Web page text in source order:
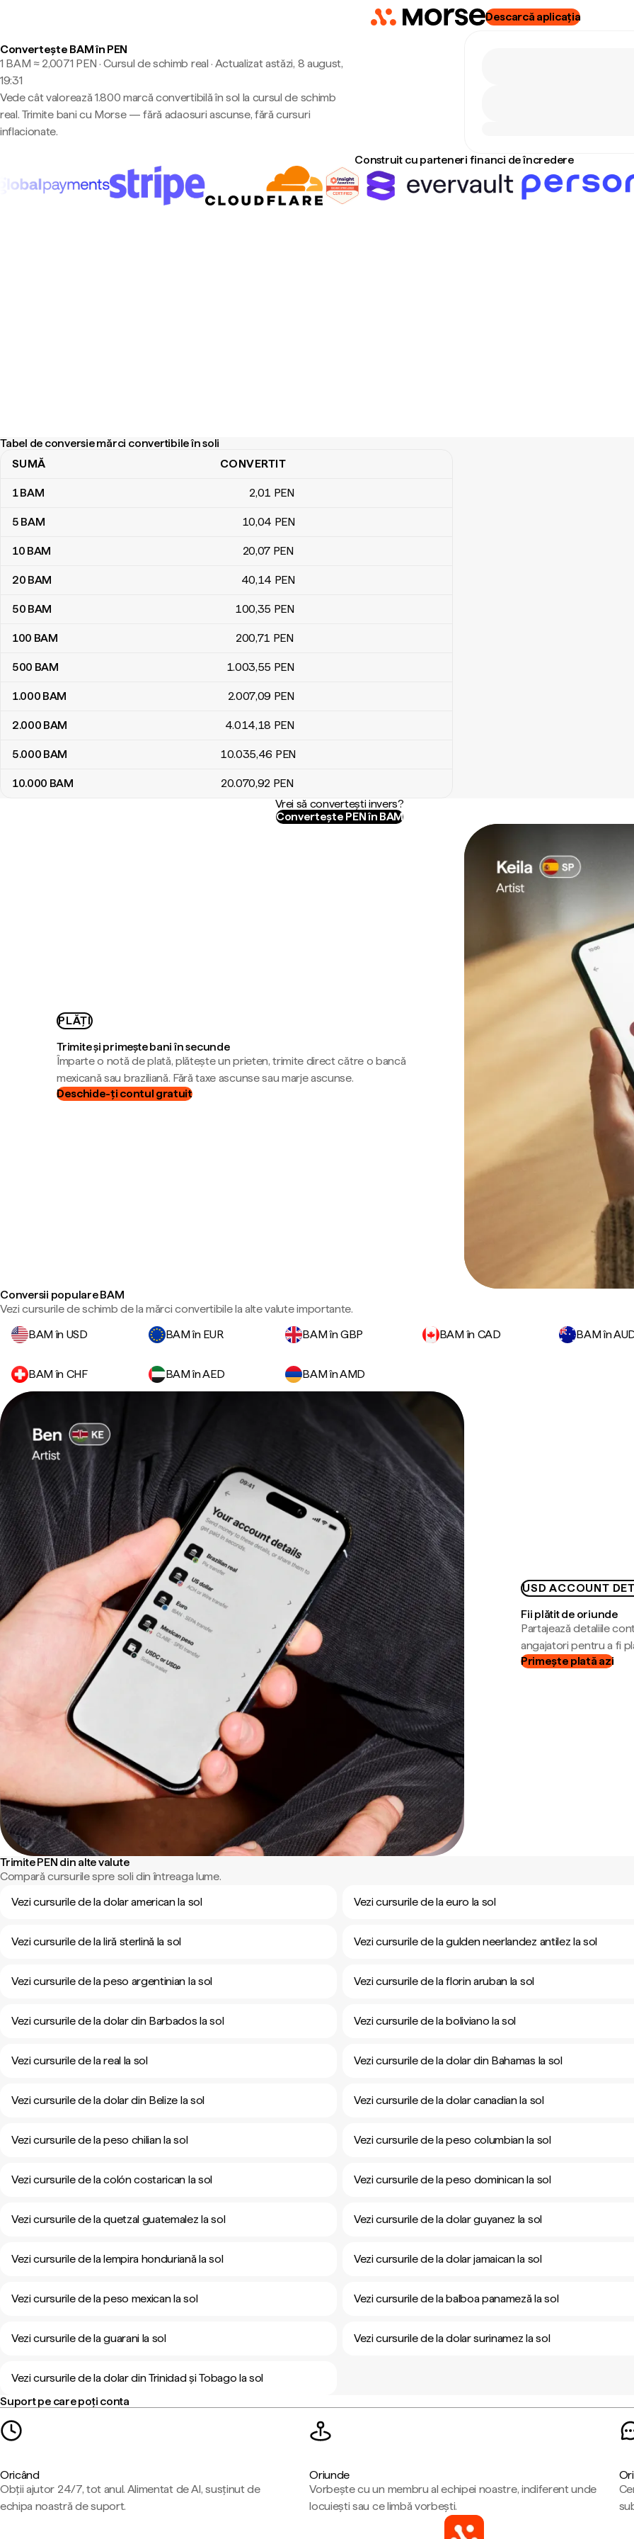
Descarcă aplicația
Convertește BAM în PEN
1 BAM ≈ 2,0071 PEN · Cursul de schimb real · Actualizat astăzi, 8 august,
19:31
Vede cât valorează 1.800 marcă convertibilă în sol la cursul de schimb
real. Trimite bani cu Morse — fără adaosuri ascunse, fără cursuri
inflacionate.
Construit cu parteneri financi de încredere
Tabel de conversie mărci convertibile în soli
Tabel de conversie mărci convertibile în soli
SUMĂ CONVERTIT
1BAM 2,01 PEN
5 BAM 10,04 PEN
10 BAM 20,07 PEN
20 BAM 40,14 PEN
50 BAM 100,35 PEN
100 BAM 200,71 PEN
500 BAM 1.003,55 PEN
1.000 BAM 2.007,09 PEN
2.000 BAM 4.014,18 PEN
5.000 BAM 10.035,46 PEN
10.000 BAM 20.070,92 PEN
Vrei să convertești invers?
Convertește PEN în BAM
PLĂȚI
Trimite și primește bani în secunde
Împarte o notă de plată, plătește un prieten, trimite direct către o bancă
mexicană sau braziliană. Fără taxe ascunse sau marje ascunse.
Deschide-ți contul gratuit
Conversii populare BAM
Vezi cursurile de schimb de la mărci convertibile la alte valute importante.
BAM în USD
BAM în EUR BAM în GBP BAM în CAD BAM în
BAM în CHF BAM în AED BAM în AMD
USD ACCOUNT
Fii plătit de oriunde
Partajează detaliile
angajatori pentru a fi
Primește plată azi
Trimite PEN din alte valute
Compară cursurile spre soli din întreaga lume.
Vezi cursurile de la dolar american la sol
Vezi cursurile de la euro la sol
Vezi cursurile de la liră sterlină la sol Vezi cursurile de la gulden neerlandez antilez la sol
Vezi cursurile de la peso argentinian la sol Vezi cursurile de la florin aruban la sol
Vezi cursurile de la dolar din Barbados la sol Vezi cursurile de la boliviano la sol
Vezi cursurile de la real la sol Vezi cursurile de la dolar din Bahamas la sol
Vezi cursurile de la dolar din Belize la sol Vezi cursurile de la dolar canadian la sol
Vezi cursurile de la peso chilian la sol Vezi cursurile de la peso columbian la sol
Vezi cursurile de la colón costarican la sol Vezi cursurile de la peso dominican la sol
Vezi cursurile de la quetzal guatemalez la sol Vezi cursurile de la dolar guyanez la sol
Vezi cursurile de la lempira honduriană la sol Vezi cursurile de la dolar jamaican la sol
Vezi cursurile de la peso mexican la sol Vezi cursurile de la balboa panameză la sol
Vezi cursurile de la guarani la sol Vezi cursurile de la dolar surinamez la sol
Vezi cursurile de la dolar din Trinidad și Tobago la sol
Suport pe care poți conta
Oricând
Obții ajutor 24/7, tot anul. Alimentat de AI, susținut de
echipa noastră de suport.
Oriunde
Vorbește cu un membru al echipei noastre, indiferent unde
locuiești sau ce limbă vorbești.